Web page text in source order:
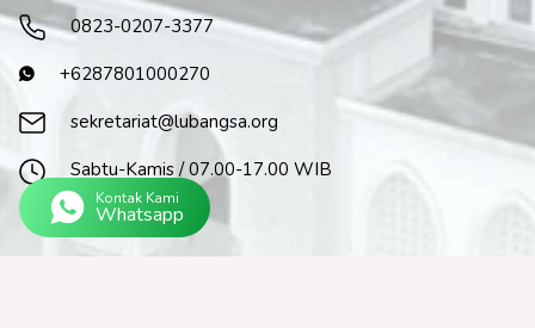
0823-0207-3377
+6287801000270
sekretariat@lubangsa.org
Sabtu-Kamis / 07.00-17.00 WIB
Kontak Kami
Whatsapp